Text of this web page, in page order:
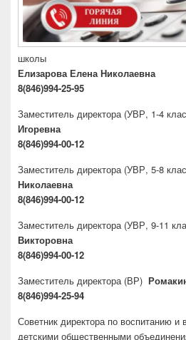
школы
Елизарова Елена Николаевна
8(846)994-25-95
Заместитель директора (УВР, 1-4
Игоревна
8(846)994-00-12
Заместитель директора (УВР, 5-8
Николаевна
8(846)994-00-12
Заместитель директора (УВР, 9-11
Викторовна
8(846)994-00-12
Заместитель директора (ВР)
8(846)994-25-94
Советник директора по воспитанию и
детскими общественными